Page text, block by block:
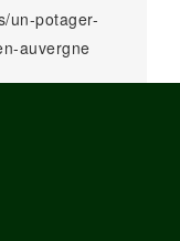
un-potager-
auvergne